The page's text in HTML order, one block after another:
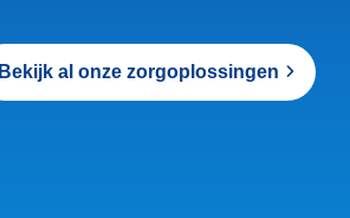
Bekijk al onze zorgoplossingen